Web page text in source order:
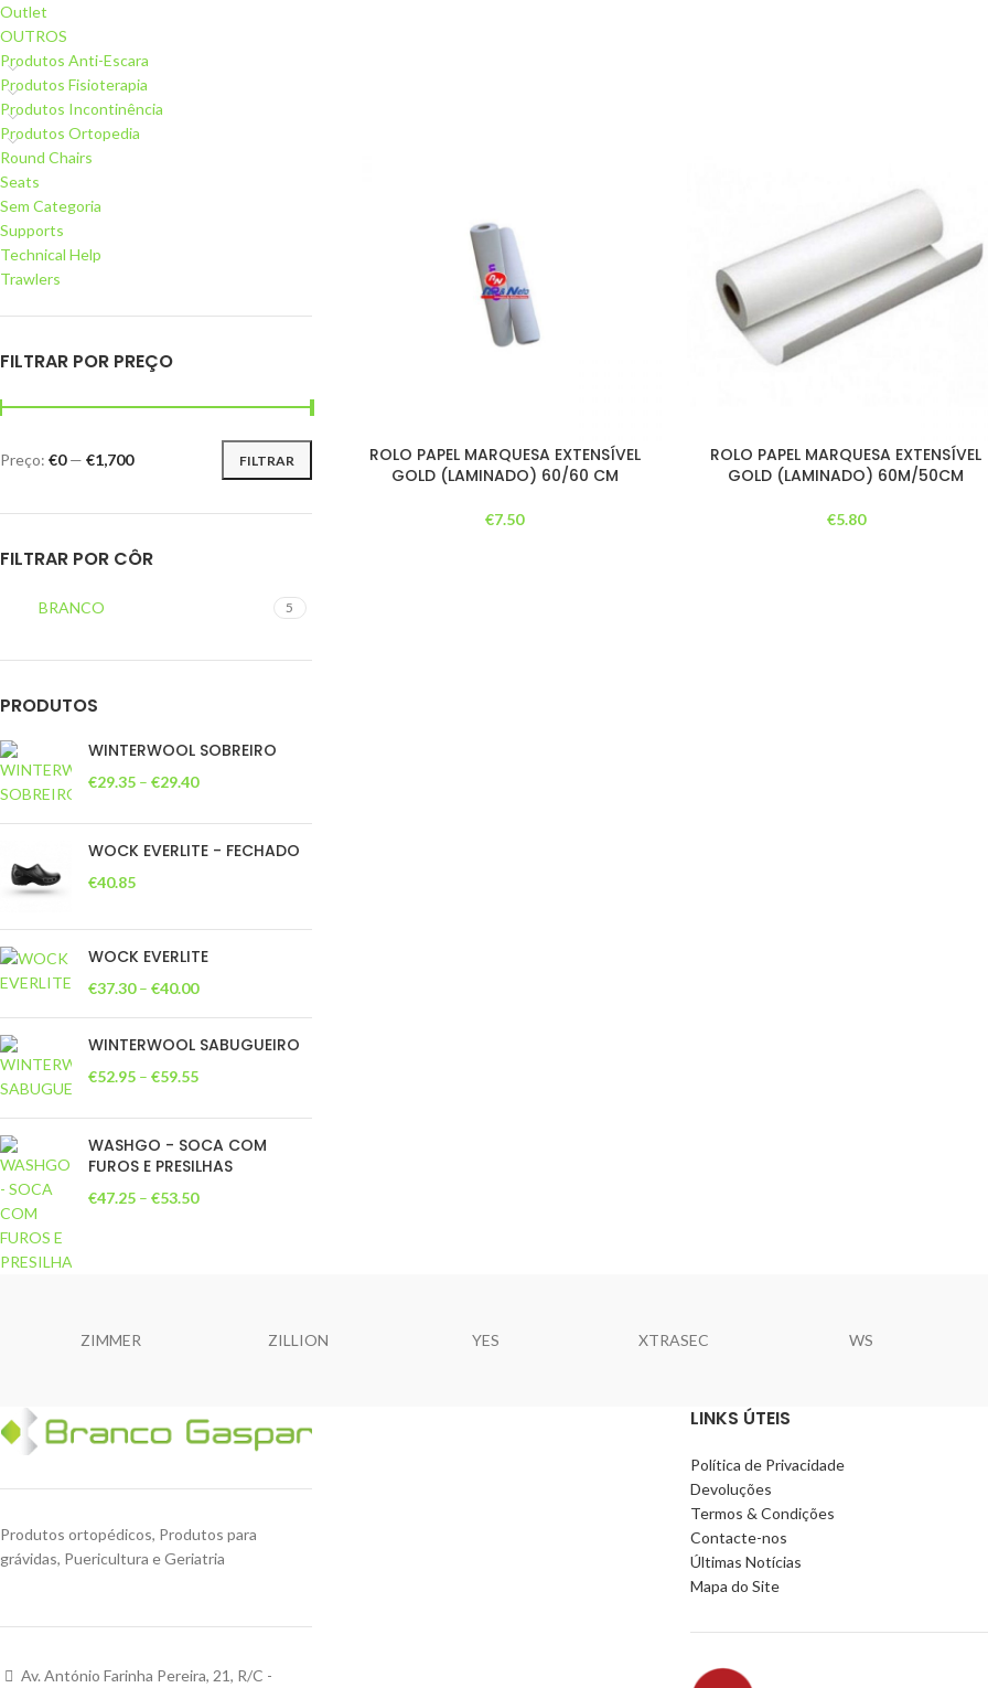
Outlet
OUTROS
Produtos Anti-Escara
Produtos Fisioterapia
Produtos Incontinência
Produtos Ortopedia
Round Chairs
Seats
Sem Categoria
Supports
Technical Help
Trawlers
FILTRAR POR PREÇO
FILTRAR
Preço: €0— €1,700
FILTRAR POR CÔR
BRANCO 5
PRODUTOS
WINTERWOOL SOBREIRO
€29.35 – €29.40
WOCK EVERLITE - FECHADO
€40.85
WOCK EVERLITE
€37.30 – €40.00
WINTERWOOL SABUGUEIRO
€52.95 – €59.55
WASHGO - SOCA COM
FUROS E PRESILHAS
€47.25 – €53.50
ROLO PAPEL MARQUESA EXTENSÍVEL
GOLD (LAMINADO) 60/60 CM
€7.50
ROLO PAPEL MARQUESA EXTENSÍVEL
GOLD (LAMINADO) 60M/50CM
€5.80
ZIMMER ZILLION YES XTRASEC WS
Produtos ortopédicos, Produtos para
grávidas, Puericultura e Geriatria
Av. António Farinha Pereira, 21, R/C -
LINKS ÚTEIS
Política de Privacidade
Devoluções
Termos & Condições
Contacte-nos
Últimas Notícias
Mapa do Site